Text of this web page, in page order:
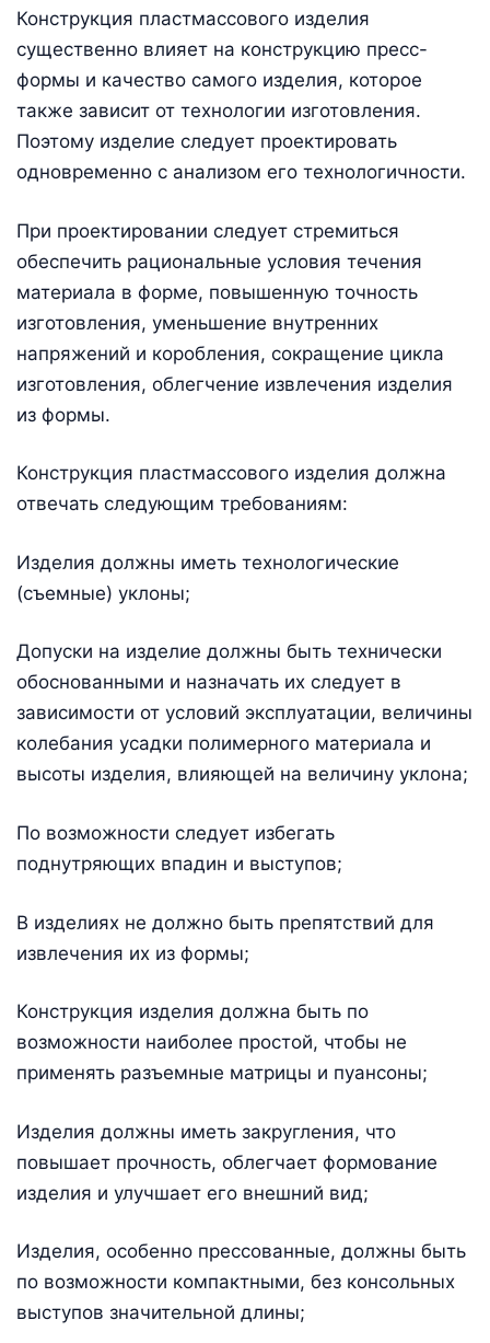
Конструкция пластмассового изделия
существенно влияет на конструкцию пресс-
формы и качество самого изделия, которое
также зависит от технологии изготовления.
Поэтому изделие следует проектировать
одновременно с анализом его технологичности.
При проектировании следует стремиться
обеспечить рациональные условия течения
материала в форме, повышенную точность
изготовления, уменьшение внутренних
напряжений и коробления, сокращение цикла
изготовления, облегчение извлечения изделия
из формы.
Конструкция пластмассового изделия должна
отвечать следующим требованиям:
Изделия должны иметь технологические
(съемные) уклоны;
Допуски на изделие должны быть технически
обоснованными и назначать их следует в
зависимости от условий эксплуатации, величины
колебания усадки полимерного материала и
высоты изделия, влияющей на величину уклона;
По возможности следует избегать
поднутряющих впадин и выступов;
В изделиях не должно быть препятствий для
извлечения их из формы;
Конструкция изделия должна быть по
возможности наиболее простой, чтобы не
применять разъемные матрицы и пуансоны;
Изделия должны иметь закругления, что
повышает прочность, облегчает формование
изделия и улучшает его внешний вид;
Изделия, особенно прессованные, должны быть
по возможности компактными, без консольных
выступов значительной длины;